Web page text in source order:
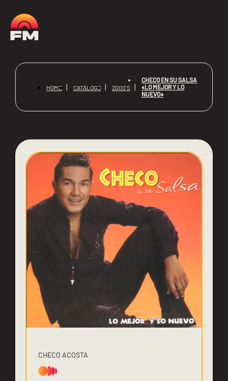
HOME CATÁLOGO 2000'S
CHECO EN SU SALSA
«LO MEJOR Y LO
NUEVO»
CHECO ACOSTA